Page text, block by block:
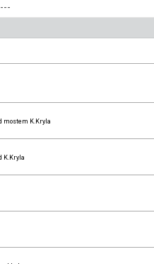
mostem K.Kryla
K.Kryla